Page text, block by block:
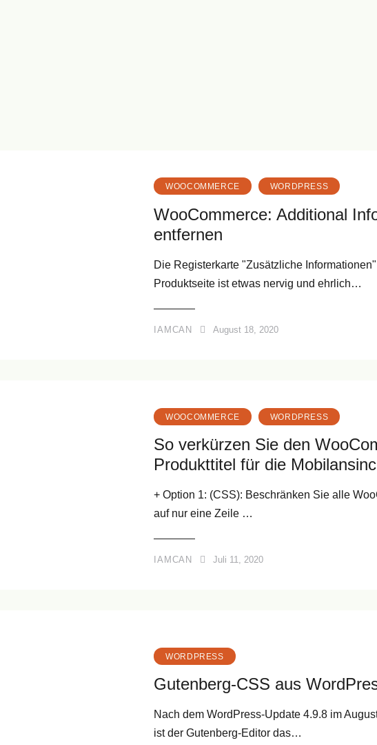
WOOCOMMERCE WORDPRESS
WooCommerce: Additional
entfernen
Die Registerkarte "Zusätzliche
Produktseite ist etwas nervig und ehrlich…
IAMCAN August 18, 2020
WOOCOMMERCE WORDPRESS
So verkürzen Sie den
Produkttitel für die
+ Option 1: (CSS): Beschränken Sie alle
auf nur eine Zeile …
IAMCAN Juli 11, 2020
WORDPRESS
Gutenberg-CSS aus
Nach dem WordPress-Update 4.9.8 im
ist der Gutenberg-Editor das…